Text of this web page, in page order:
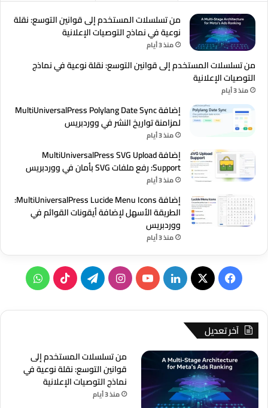
من تسلسلات المستخدم إلى قوانين التوسع: نقلة
نوعية في نماذج التوصيات الإعلانية
منذ 3 أيام
من تسلسلات المستخدم إلى قوانين التوسع: نقلة نوعية في نماذج
التوصيات الإعلانية
منذ 3 أيام
إضافة MultiUniversalPress Polylang Date Sync
لمزامنة تواريخ النشر في ووردبريس
منذ 3 أيام
إضافة MultiUniversalPress SVG Upload
Support: رفع ملفات SVG بأمان في ووردبريس
منذ 3 أيام
إضافة MultiUniversalPress Lucide Menu Icons:
الطريقة الأسهل لإضافة أيقونات القوائم في
ووردبريس
منذ 3 أيام
فيسبوك
‫X لينكدإن‫YouTubeانستقرامتيلقرام‫TikTok
آخر تعديل
من تسلسلات المستخدم إلى
قوانين التوسع: نقلة نوعية في
نماذج التوصيات الإعلانية
منذ 3 أيام